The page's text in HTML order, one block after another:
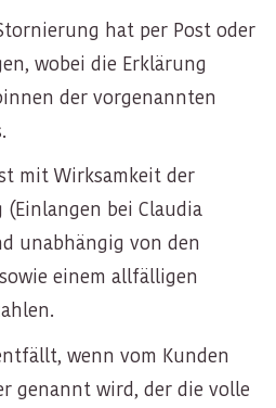
hat per Post oder
wobei die Erklärung
der vorgenannten
mit Wirksamkeit der
bei Claudia
unabhängig von den
einem allfälligen
wenn vom Kunden
genannt wird, der die volle